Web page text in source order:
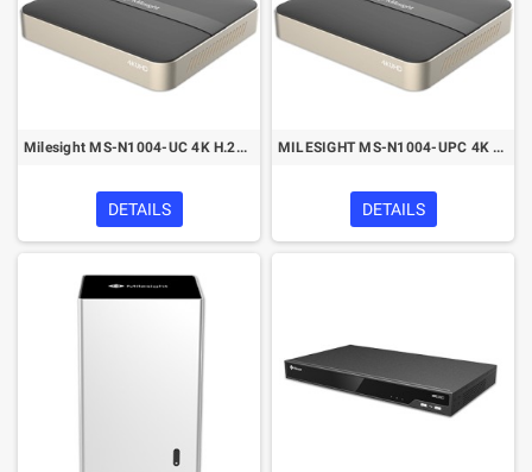
Milesight MS-N1004-UC 4K H.265 Mini NVR Series
DETAILS
MILESIGHT MS-N1004-UPC 4K H.265 Mini PoE NVR 1000 Series
DETAILS